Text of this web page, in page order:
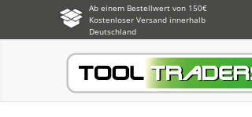
Ab einem Bestellwert von 150€
Kostenloser Versand innerhalb
Deutschland